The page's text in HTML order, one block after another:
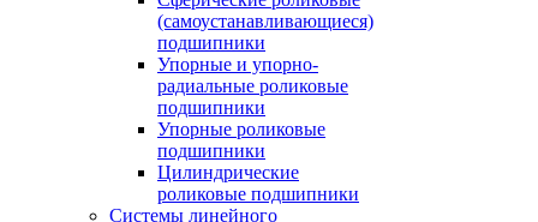
(самоустанавливающиеся)
подшипники
Упорные и упорно-
радиальные роликовые
подшипники
Упорные роликовые
подшипники
Цилиндрические
роликовые подшипники
Системы линейного